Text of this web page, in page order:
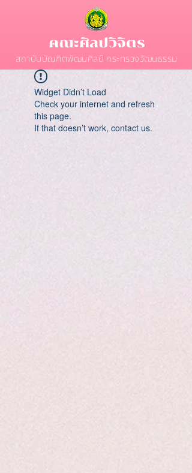
คณะศิลปวิจิตร
สถาบันบัณฑิตพัฒนศิลป์ กระทรวงวัฒนธรรม
Widget Didn’t Load
Check your internet and refresh
this page.
If that doesn’t work, contact us.